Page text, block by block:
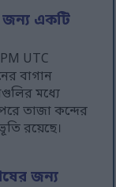
একটি
UTC
বাগান
মধ্যে
তাজা কন্দের
রয়েছে।
জন্য